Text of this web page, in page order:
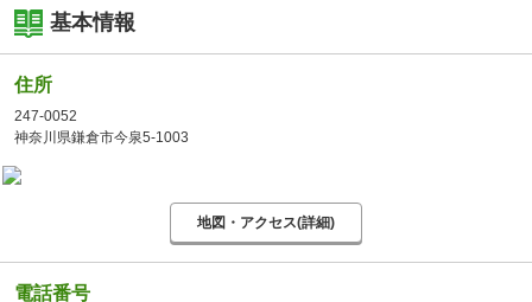
基本情報
住所
247-0052
神奈川県鎌倉市今泉5-1003
地図・アクセス(詳細)
電話番号